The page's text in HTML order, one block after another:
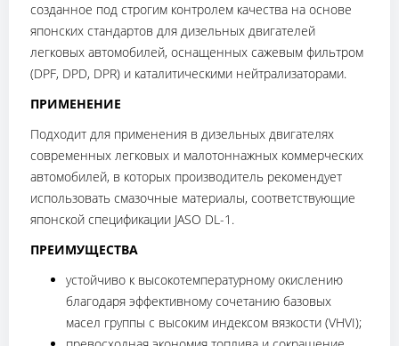
созданное под строгим контролем качества на основе
японских стандартов для дизельных двигателей
легковых автомобилей, оснащенных сажевым фильтром
(DPF, DPD, DPR) и каталитическими нейтрализаторами.
ПРИМЕНЕНИЕ
Подходит для применения в дизельных двигателях
современных легковых и малотоннажных коммерческих
автомобилей, в которых производитель рекомендует
использовать смазочные материалы, соответствующие
японской спецификации JASO DL-1.
ПРЕИМУЩЕСТВА
устойчиво к высокотемпературному окислению
благодаря эффективному сочетанию базовых
масел группы с высоким индексом вязкости (VHVI);